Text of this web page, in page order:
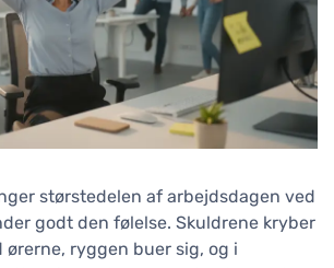
størstedelen af arbejdsdagen ved
godt den følelse. Skuldrene kryber
ørerne, ryggen buer sig, og i